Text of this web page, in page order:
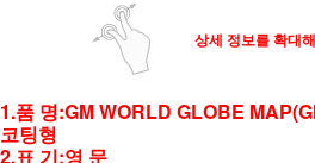
상세 정보를 확대
1.품 명:GM WORLD GLOBE
코팅형
2.표 기:영 문